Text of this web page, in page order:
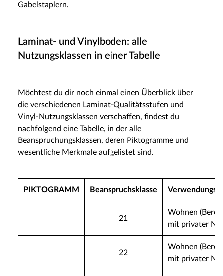
Gabelstaplern.
Laminat- und Vinylboden: alle
Nutzungsklassen in einer Tabelle
Möchtest du dir noch einmal einen Überblick über
die verschiedenen Laminat-Qualitätsstufen und
Vinyl-Nutzungsklassen verschaffen, findest du
nachfolgend eine Tabelle, in der alle
Beanspruchungsklassen, deren Piktogramme und
wesentliche Merkmale aufgelistet sind.
PIKTOGRAMM Beanspruchsklasse
21
Wohnen
mit privater
22
Wohnen
mit privater